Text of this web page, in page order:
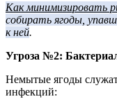
Как минимизировать
собирать ягоды,
к ней.
Угроза №2:
Немытые ягоды
инфекций: